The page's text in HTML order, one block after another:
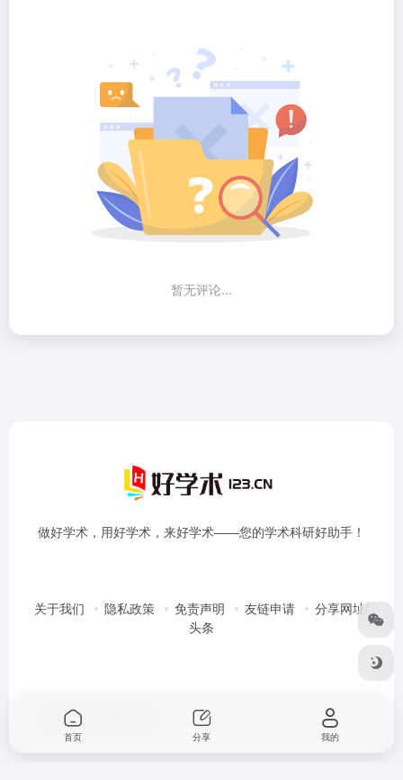
暂无评论...
做好学术，用好学术，来好学术——您的学术科研好助手！
关于我们 隐私政策 免责声明 友链申请
分享网址/
头条
Copyright © 2026
首页 分享 我的